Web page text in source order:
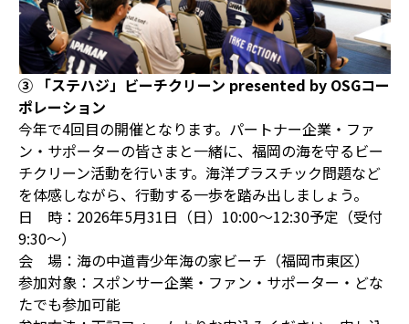
③ 「ステハジ」ビーチクリーン presented by OSGコー
ポレーション
今年で4回目の開催となります。パートナー企業・ファ
ン・サポーターの皆さまと一緒に、福岡の海を守るビー
チクリーン活動を行います。海洋プラスチック問題など
を体感しながら、行動する一歩を踏み出しましょう。
日 時：2026年5月31日（日）10:00〜12:30予定（受付
9:30〜）
会 場：海の中道青少年海の家ビーチ（福岡市東区）
参加対象：スポンサー企業・ファン・サポーター・どな
たでも参加可能